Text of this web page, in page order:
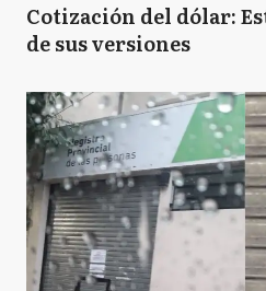
Cotización del dólar:
de sus versiones